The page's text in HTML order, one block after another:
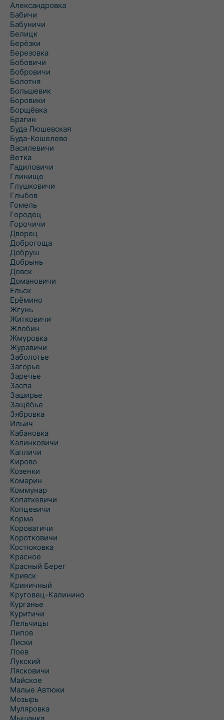
Александровка
Бабичи
Бабуничи
Белицк
Берёзки
Березовка
Бобовичи
Бобровичи
Болотня
Большевик
Боровики
Борщёвка
Брагин
Буда Люшевская
Буда-Кошелево
Василевичи
Ветка
Гадиловичи
Глинище
Глушковичи
Глыбов
Гомель
Городец
Горочичи
Дворец
Доброгоща
Добруш
Добрынь
Довск
Домановичи
Ельск
Ерёмино
Жгунь
Житковичи
Жлобин
Жмуровка
Журавичи
Заболотье
Загорье
Заречье
Заспа
Заширье
Защёбье
Зябровка
Ильич
Кабановка
Калинковичи
Капличи
Кирово
Козенки
Комарин
Коммунар
Копаткевичи
Копцевичи
Корма
Короватичи
Коротковичи
Костюковка
Красное
Красный Берег
Кривск
Криничный
Круговец-Калинино
Курганье
Куритичи
Лельчицы
Липов
Лиски
Лоев
Лукский
Лясковичи
Майское
Малые Автюки
Мозырь
Муляровка